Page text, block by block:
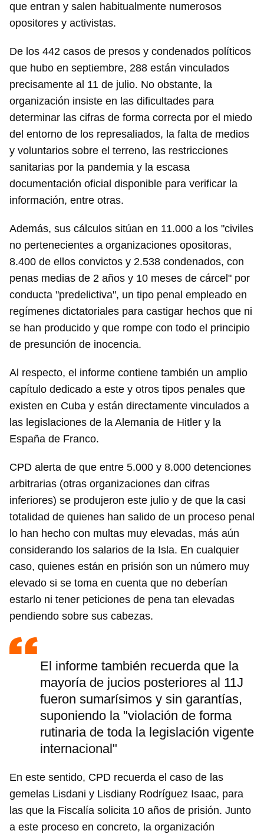
que entran y salen habitualmente numerosos
opositores y activistas.
De los 442 casos de presos y condenados políticos
que hubo en septiembre, 288 están vinculados
precisamente al 11 de julio. No obstante, la
organización insiste en las dificultades para
determinar las cifras de forma correcta por el miedo
del entorno de los represaliados, la falta de medios
y voluntarios sobre el terreno, las restricciones
sanitarias por la pandemia y la escasa
documentación oficial disponible para verificar la
información, entre otras.
Además, sus cálculos sitúan en 11.000 a los "civiles
no pertenecientes a organizaciones opositoras,
8.400 de ellos convictos y 2.538 condenados, con
penas medias de 2 años y 10 meses de cárcel" por
conducta "predelictiva", un tipo penal empleado en
regímenes dictatoriales para castigar hechos que ni
se han producido y que rompe con todo el principio
de presunción de inocencia.
Al respecto, el informe contiene también un amplio
capítulo dedicado a este y otros tipos penales que
existen en Cuba y están directamente vinculados a
las legislaciones de la Alemania de Hitler y la
España de Franco.
CPD alerta de que entre 5.000 y 8.000 detenciones
arbitrarias (otras organizaciones dan cifras
inferiores) se produjeron este julio y de que la casi
totalidad de quienes han salido de un proceso penal
lo han hecho con multas muy elevadas, más aún
considerando los salarios de la Isla. En cualquier
caso, quienes están en prisión son un número muy
elevado si se toma en cuenta que no deberían
estarlo ni tener peticiones de pena tan elevadas
pendiendo sobre sus cabezas.
El informe también recuerda que la
mayoría de jucios posteriores al 11J
fueron sumarísimos y sin garantías,
suponiendo la "violación de forma
rutinaria de toda la legislación vigente
internacional"
En este sentido, CPD recuerda el caso de las
gemelas Lisdani y Lisdiany Rodríguez Isaac, para
las que la Fiscalía solicita 10 años de prisión. Junto
a este proceso en concreto, la organización